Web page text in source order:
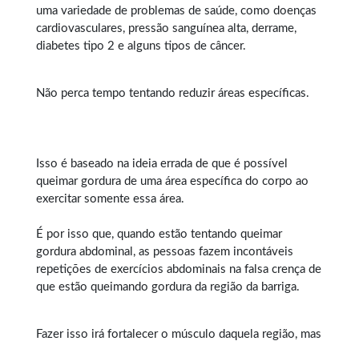
uma variedade de problemas de saúde, como doenças
cardiovasculares, pressão sanguínea alta, derrame,
diabetes tipo 2 e alguns tipos de câncer.
Não perca tempo tentando reduzir áreas específicas.
Isso é baseado na ideia errada de que é possível
queimar gordura de uma área específica do corpo ao
exercitar somente essa área.
É por isso que, quando estão tentando queimar
gordura abdominal, as pessoas fazem incontáveis
repetições de exercícios abdominais na falsa crença de
que estão queimando gordura da região da barriga.
Fazer isso irá fortalecer o músculo daquela região, mas